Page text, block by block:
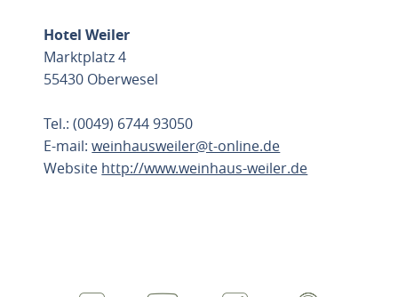
Hotel Weiler
Marktplatz 4
55430 Oberwesel
Tel.: (0049) 6744 93050
E-mail:weinhausweiler@t-online.de
Website http://www.weinhaus-weiler.de